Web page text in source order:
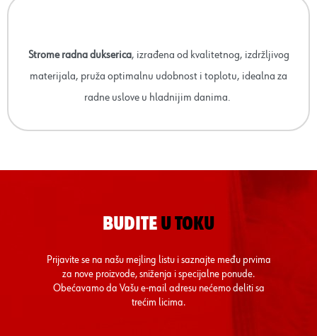
Strome radna dukserica, izrađena od kvalitetnog, izdržljivog
materijala, pruža optimalnu udobnost i toplotu, idealna za
radne uslove u hladnijim danima.
BUDITE U TOKU
Prijavite se na našu mejling listu i saznajte među prvima
za nove proizvode, sniženja i specijalne ponude.
Obećavamo da Vašu e-mail adresu nećemo deliti sa
trećim licima.